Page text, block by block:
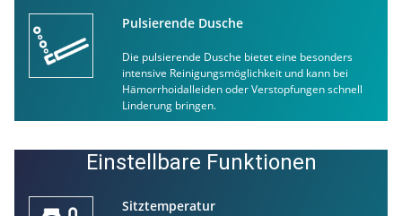
Pulsierende Dusche
Die pulsierende Dusche bietet eine besonders
intensive Reinigungsmöglichkeit und kann bei
Hämorrhoidalleiden oder Verstopfungen schnell
Linderung bringen.
Einstellbare Funktionen
Sitztemperatur